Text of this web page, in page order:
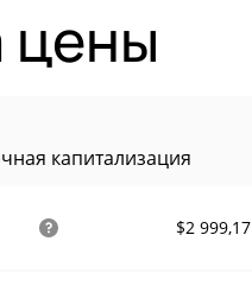
цены
капитализация
$2 999,17